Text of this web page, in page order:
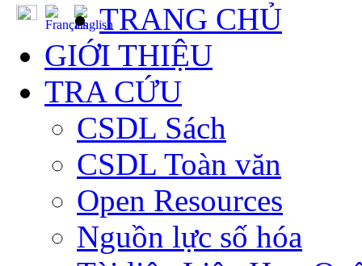
TRANG CHỦ
GIỚI THIỆU
TRA CỨU
CSDL Sách
CSDL Toàn văn
Open Resources
Nguồn lực số hóa